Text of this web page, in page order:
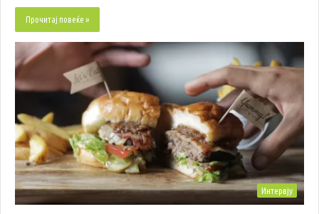
Прочитај повеќе »
Интервју